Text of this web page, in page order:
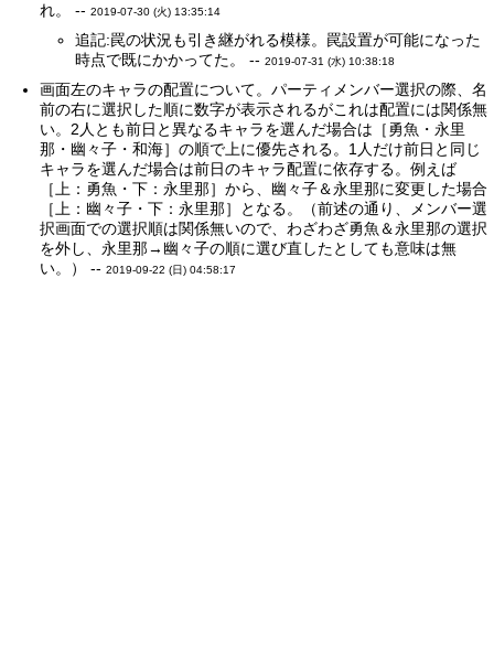
れ。 --2019-07-30 (火) 13:35:14
追記:罠の状況も引き継がれる模様。罠設置が可能になった
時点で既にかかってた。 --2019-07-31 (水) 10:38:18
画面左のキャラの配置について。パーティメンバー選択の際、名
前の右に選択した順に数字が表示されるがこれは配置には関係無
い。2人とも前日と異なるキャラを選んだ場合は［勇魚・永里
那・幽々子・和海］の順で上に優先される。1人だけ前日と同じ
キャラを選んだ場合は前日のキャラ配置に依存する。例えば
［上：勇魚・下：永里那］から、幽々子＆永里那に変更した場合
［上：幽々子・下：永里那］となる。（前述の通り、メンバー選
択画面での選択順は関係無いので、わざわざ勇魚＆永里那の選択
を外し、永里那→幽々子の順に選び直したとしても意味は無
い。） --2019-09-22 (日) 04:58:17